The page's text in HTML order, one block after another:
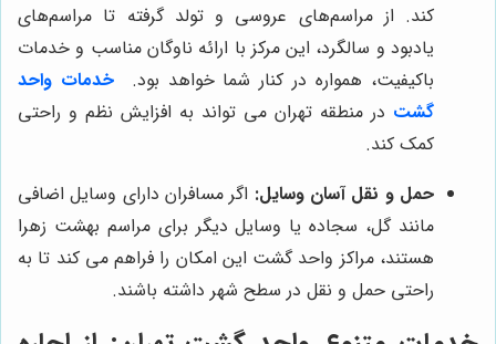
کند. از مراسم‌های عروسی و تولد گرفته تا مراسم‌های
یادبود و سالگرد، این مرکز با ارائه ناوگان مناسب و خدمات
باکیفیت، همواره در کنار شما خواهد بود.
خدمات واحد
گشت در منطقه تهران می تواند به افزایش نظم و راحتی
کمک کند.
حمل و نقل آسان وسایل: اگر مسافران دارای وسایل اضافی
مانند گل، سجاده یا وسایل دیگر برای مراسم بهشت زهرا
هستند، مراکز واحد گشت این امکان را فراهم می کند تا به
راحتی حمل و نقل در سطح شهر داشته باشند.